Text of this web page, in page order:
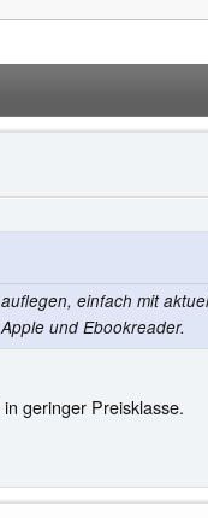
einfach mit
und Ebookreader.
geringer Preisklasse.